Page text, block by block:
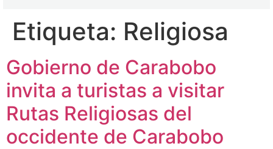
Etiqueta: Religiosa
Gobierno de Carabobo
invita a turistas a visitar
Rutas Religiosas del
occidente de Carabobo